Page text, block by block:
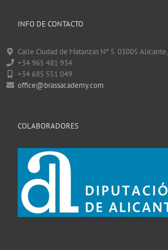
INFO DE CONTACTO
Calle Ciudad de Matanzas Nº 5. 03005
+34 965 481 934
+34 685 551 049
office@brassacademy.com
COLABORADORES